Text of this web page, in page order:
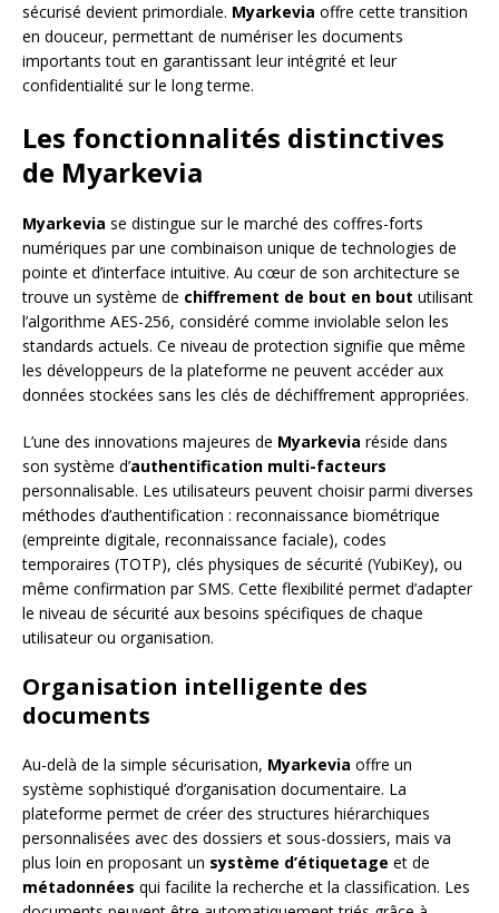
sécurisé devient primordiale. Myarkevia offre cette transition
en douceur, permettant de numériser les documents
importants tout en garantissant leur intégrité et leur
confidentialité sur le long terme.
Les fonctionnalités distinctives
de Myarkevia
Myarkevia se distingue sur le marché des coffres-forts
numériques par une combinaison unique de technologies de
pointe et d’interface intuitive. Au cœur de son architecture se
trouve un système de chiffrement de bout en bout utilisant
l’algorithme AES-256, considéré comme inviolable selon les
standards actuels. Ce niveau de protection signifie que même
les développeurs de la plateforme ne peuvent accéder aux
données stockées sans les clés de déchiffrement appropriées.
L’une des innovations majeures de Myarkevia réside dans
son système d’authentification multi-facteurs
personnalisable. Les utilisateurs peuvent choisir parmi diverses
méthodes d’authentification : reconnaissance biométrique
(empreinte digitale, reconnaissance faciale), codes
temporaires (TOTP), clés physiques de sécurité (YubiKey), ou
même confirmation par SMS. Cette flexibilité permet d’adapter
le niveau de sécurité aux besoins spécifiques de chaque
utilisateur ou organisation.
Organisation intelligente des
documents
Au-delà de la simple sécurisation, Myarkevia offre un
système sophistiqué d’organisation documentaire. La
plateforme permet de créer des structures hiérarchiques
personnalisées avec des dossiers et sous-dossiers, mais va
plus loin en proposant un système d’étiquetage et de
métadonnées qui facilite la recherche et la classification. Les